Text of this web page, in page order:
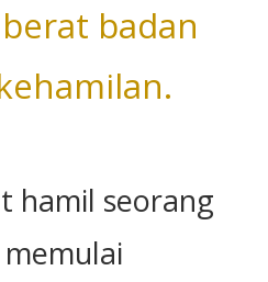
badan
hamil seorang